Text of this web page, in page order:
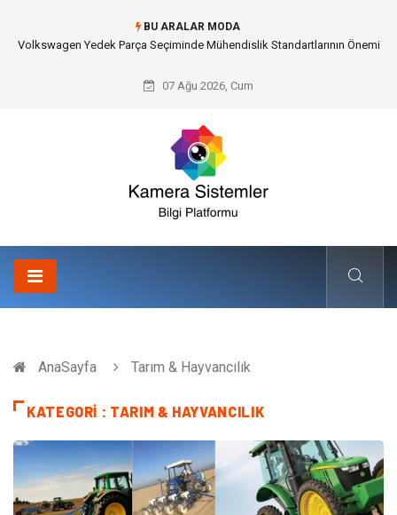
BU ARALAR MODA
Volkswagen Yedek Parça Seçiminde Mühendislik Standartlarının Önemi
07 Ağu 2026, Cum
AnaSayfa Tarım & Hayvancılık
KATEGORI : TARIM & HAYVANCILIK